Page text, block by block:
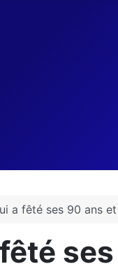
a fêté ses 90 ans